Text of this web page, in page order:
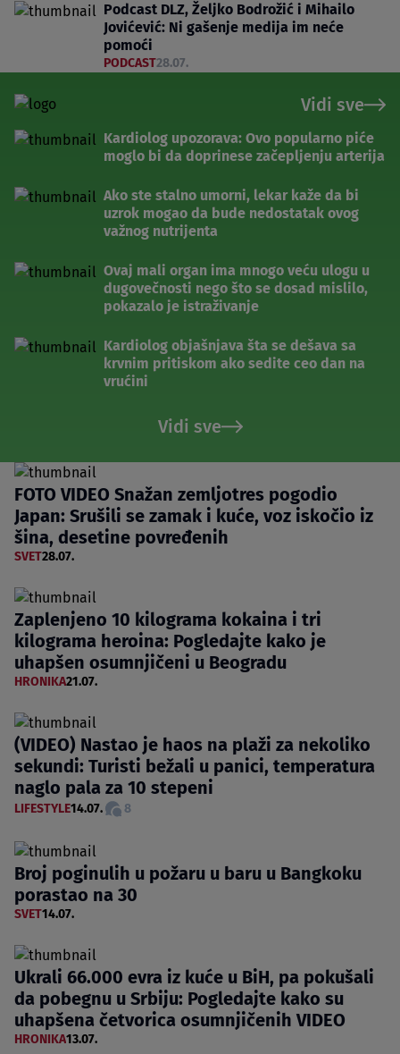
Podcast DLZ, Željko Bodrožić i Mihailo
Jovićević: Ni gašenje medija im neće
pomoći
PODCAST28.07.
Vidi sve
Kardiolog upozorava: Ovo popularno piće
moglo bi da doprinese začepljenju arterija
Ako ste stalno umorni, lekar kaže da bi
uzrok mogao da bude nedostatak ovog
važnog nutrijenta
Ovaj mali organ ima mnogo veću ulogu u
dugovečnosti nego što se dosad mislilo,
pokazalo je istraživanje
Kardiolog objašnjava šta se dešava sa
krvnim pritiskom ako sedite ceo dan na
vrućini
Vidi sve
FOTO VIDEO Snažan zemljotres pogodio
Japan: Srušili se zamak i kuće, voz iskočio iz
šina, desetine povređenih
SVET28.07.
Zaplenjeno 10 kilograma kokaina i tri
kilograma heroina: Pogledajte kako je
uhapšen osumnjičeni u Beogradu
HRONIKA21.07.
(VIDEO) Nastao je haos na plaži za nekoliko
sekundi: Turisti bežali u panici, temperatura
naglo pala za 10 stepeni
LIFESTYLE14.07. 8
Broj poginulih u požaru u baru u Bangkoku
porastao na 30
SVET14.07.
Ukrali 66.000 evra iz kuće u BiH, pa pokušali
da pobegnu u Srbiju: Pogledajte kako su
uhapšena četvorica osumnjičenih VIDEO
HRONIKA13.07.